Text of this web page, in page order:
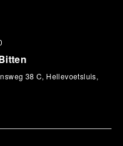
38 C, Hellevoetsluis,